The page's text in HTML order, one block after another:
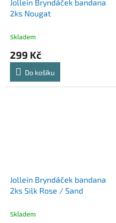
Jollein Bryndáček bandana
2ks Nougat
Skladem
299 Kč
Do košíku
Jollein Bryndáček bandana
2ks Silk Rose / Sand
Skladem